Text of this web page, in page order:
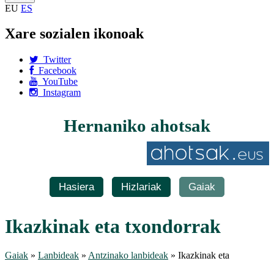
EU ES
Xare sozialen ikonoak
Twitter
Facebook
YouTube
Instagram
Hernaniko ahotsak
Hasiera Hizlariak Gaiak
Ikazkinak eta txondorrak
Gaiak » Lanbideak » Antzinako lanbideak » Ikazkinak eta